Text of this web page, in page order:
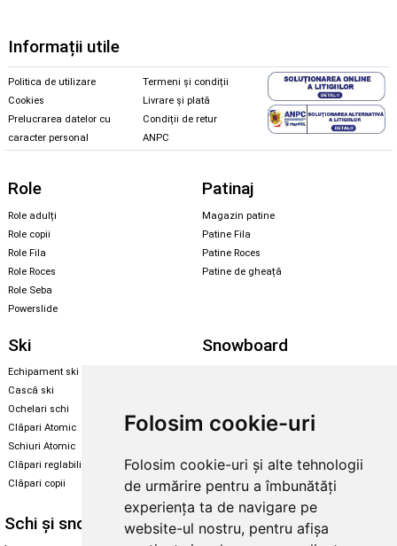
Folosim cookie-uri
Folosim cookie-uri și alte tehnologii
de urmărire pentru a îmbunătăți
experiența ta de navigare pe
website-ul nostru, pentru afișa
Informații utile
Politica de utilizare
Cookies
Prelucrarea datelor cu
caracter personal
Termeni și condiții
Livrare și plată
Condiții de retur
ANPC
Role
Role adulți
Role copii
Role Fila
Role Roces
Role Seba
Powerslide
Patinaj
Magazin patine
Patine Fila
Patine Roces
Patine de gheață
Ski
Echipament ski
Cască ski
Ochelari schi
Clăpari Atomic
Schiuri Atomic
Clăpari reglabili
Clăpari copii
Snowboard
Santa Cruz
Enuff Skateboards
Schi și snowboard Diverse